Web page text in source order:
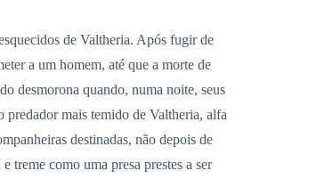
de Valtheria. Após fugir de
a um homem, até que a morte de
desmorona quando, numa noite, seus
mais temido de Valtheria, alfa
destinadas, não depois de
treme como uma presa prestes a ser